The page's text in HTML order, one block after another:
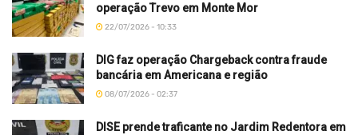
operação Trevo em Monte Mor
22/07/2026 - 10:33
DIG faz operação Chargeback contra fraude
bancária em Americana e região
08/07/2026 - 02:37
DISE prende traficante no Jardim Redentora em